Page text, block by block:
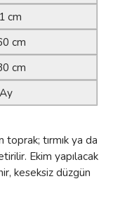
cm
cm
cm
tırmık ya da
Ekim yapılacak
keseksiz düzgün